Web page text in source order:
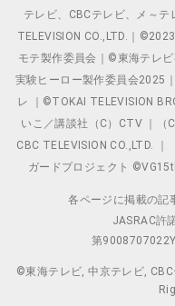
テレビ、CBCテレビ、メ～
TELEVISION CO.,LTD.｜
モテ製作委員会｜©東海テレ
実験ヒーロー製作委員会2025
レ ｜©TOKAI TELEVISION
いこ／講談社（C）CTV ｜（
CBC TELEVISION CO.,LTD.
ガードプロジェクト
各ページに掲載の記
JASRAC許
第
©東海テレビ, 中京テレビ,